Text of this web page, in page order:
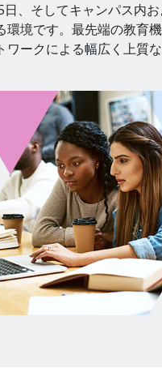
日、そしてキャンパス内
環境です。最先端の教育機
ワークによる幅広く上質